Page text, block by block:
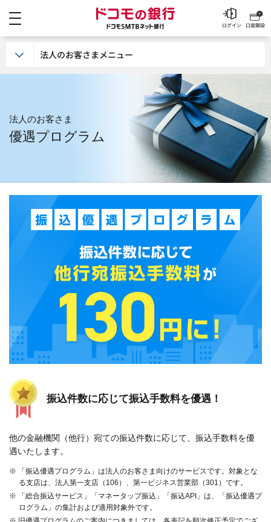
ドコモの銀行 ドコモ
口座開設
ログイン
法人のお客さま
優遇プログラム
振込件数に応じて振込手数料を優遇！
他の金融機関（他行）宛ての振込件数に応じて、振込手数料を優
遇いたします。
※ 「振込優遇プログラム」は法人のお客さま向けのサービスです。対象とな
る支店は、法人第一支店（106）、第一ビジネス営業部（301）です。
※ 「総合振込サービス」「マネータップ振込」「振込API」は、「振込優遇プ
ログラム」の集計および適用対象外です。
法人のお客さまメニュー